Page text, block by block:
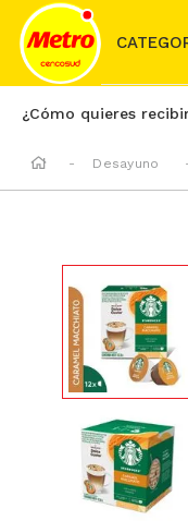
¿Cómo quieres
Desayuno